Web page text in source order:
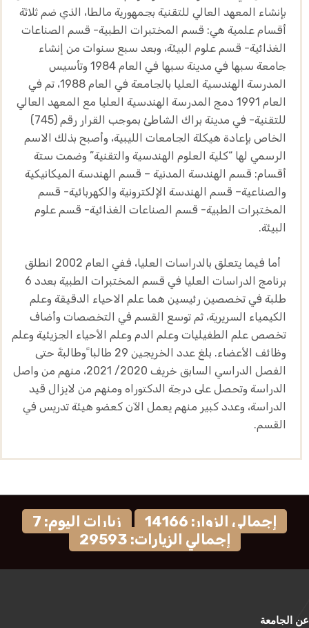
بإنشاء المعهد العالي للتقنية بجمهورية مالطا، الذي ضم ثلاثة
أقسام علمية هي: قسم المختبرات الطبية- قسم الصناعات
الغذائية- قسم علوم البيئة، وبعد سبع سنوات من إنشاء
جامعة سبها في مدينة سبها في العام 1984 وتأسيس
المدرسة الهندسية العليا بالجامعة في العام 1988، تم في
العام 1991 دمج المدرسة الهندسية العليا مع المعهد العالي
للتقنية- في مدينة براك الشاطئ بموجب القرار رقم (745)
الخاص بإعادة هيكلة الجامعات الليبية، وأصبح بذلك الاسم
الرسمي لها “كلية العلوم الهندسية والتقنية” وضمت ستة
أقسام: قسم الهندسة المدنية – قسم الهندسة الميكانيكية
والصناعية– قسم الهندسة الإلكترونية والكهربائية- قسم
المختبرات الطبية- قسم الصناعات الغذائية- قسم علوم
البيئة.
أما فيما يتعلق بالدراسات العليا، ففي العام 2002 انطلق
برنامج الدراسات العليا في قسم المختبرات الطبية بعدد 6
طلبة في تخصصين رئيسين هما علم الاحياء الدقيقة وعلم
الكيمياء السريرية، ثم توسع القسم في التخصصات وأضاف
تخصص علم الطفيليات وعلم الدم وعلم الأحياء الجزيئية وعلم
وظائف الأعضاء. بلغ عدد الخريجين 29 طالبا ًوطالبةً حتى
الفصل الدراسي السابق خريف 2020/ 2021، منهم من واصل
الدراسة وتحصل على درجة الدكتوراه ومنهم من لايزال قيد
الدراسة، وعدد كبير منهم يعمل الآن كعضو هيئة تدريس في
القسم.
إجمالي الزوار: 14166
زيارات اليوم: 7
إجمالي الزيارات: 29593
عن الجامعة